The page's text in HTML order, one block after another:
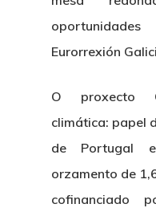
Eurorrexión
O proxecto
climática: papel
de Portugal
orzamento de
cofinanciado